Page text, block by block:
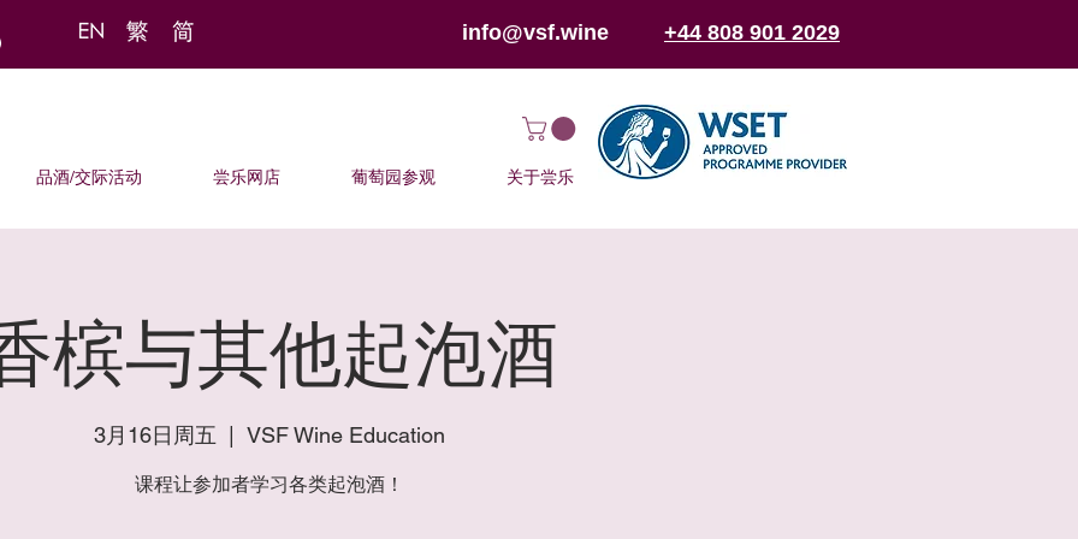
info@vsf.wine +44 808 901 2029
品酒/交际活动 尝乐网店 葡萄园参观 关于尝乐
槟与其他起泡酒
3月16日周五 VSF Wine Education
课程让参加者学习各类起泡酒！